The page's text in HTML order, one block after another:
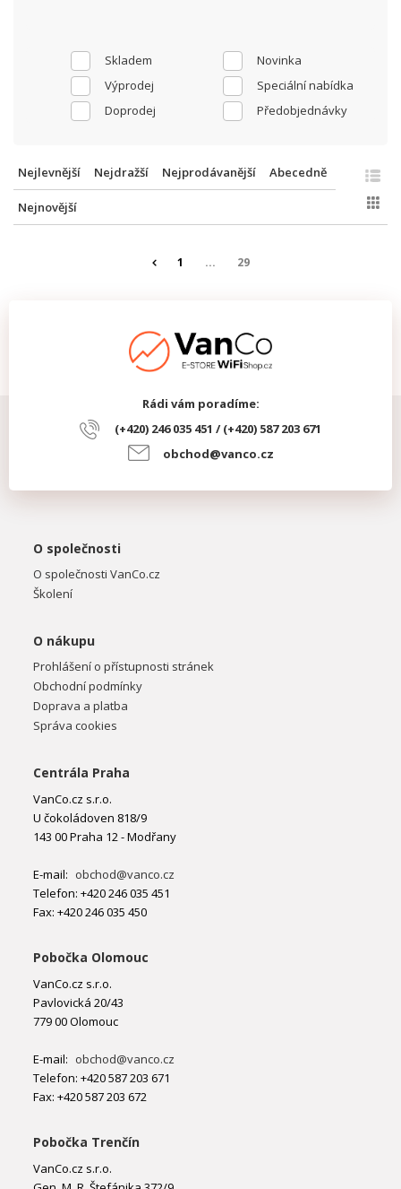
Skladem
Novinka
Výprodej
Speciální nabídka
Doprodej
Předobjednávky
Nejlevnější Nejdražší Nejprodávanější Abecedně
Nejnovější
1 ... 29
Rádi vám poradíme:
(+420) 246 035 451 / (+420) 587 203 671
obchod@vanco.cz
O společnosti
O společnosti VanCo.cz
Školení
O nákupu
Prohlášení o přístupnosti stránek
Obchodní podmínky
Doprava a platba
Správa cookies
Centrála Praha
VanCo.cz s.r.o.
U čokoládoven 818/9
143 00 Praha 12 - Modřany
E-mail: obchod@vanco.cz
Telefon: +420 246 035 451
Fax: +420 246 035 450
Pobočka Olomouc
VanCo.cz s.r.o.
Pavlovická 20/43
779 00 Olomouc
E-mail: obchod@vanco.cz
Telefon: +420 587 203 671
Fax: +420 587 203 672
Pobočka Trenčín
VanCo.cz s.r.o.